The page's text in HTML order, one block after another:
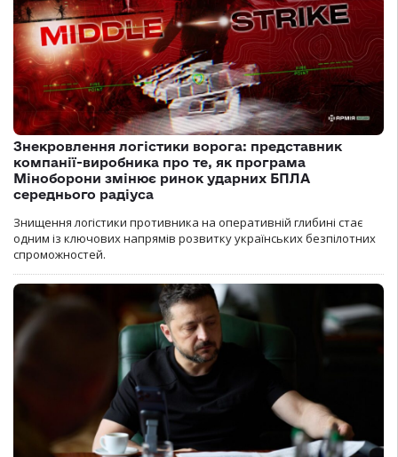
Знекровлення логістики ворога: представник
компанії-виробника про те, як програма
Міноборони змінює ринок ударних БПЛА
середнього радіуса
Знищення логістики противника на оперативній глибині стає
одним із ключових напрямів розвитку українських безпілотних
спроможностей.